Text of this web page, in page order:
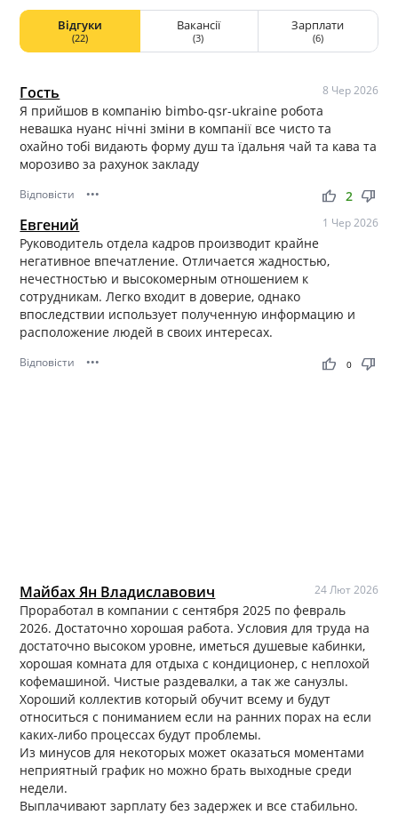
Відгуки
(22)
Вакансії
(3)
Зарплати
(6)
Гость 8 Чер 2026
Я прийшов в компанію bimbo-qsr-ukraine робота
невашка нуанс нічні зміни в компанії все чисто та
охайно тобі видають форму душ та їдальня чай та кава та
морозиво за рахунок закладу
Відповісти ••• thumb_up thumb_down
2
Евгений 1 Чер 2026
Руководитель отдела кадров производит крайне
негативное впечатление. Отличается жадностью,
нечестностью и высокомерным отношением к
сотрудникам. Легко входит в доверие, однако
впоследствии использует полученную информацию и
расположение людей в своих интересах.
Відповісти ••• thumb_up thumb_down
0
Майбах Ян Владиславович 24 Лют 2026
Проработал в компании с сентября 2025 по февраль
2026. Достаточно хорошая работа. Условия для труда на
достаточно высоком уровне, иметься душевые кабинки,
хорошая комната для отдыха с кондиционер, с неплохой
кофемашиной. Чистые раздевалки, а так же санузлы.
Хороший коллектив который обучит всему и будут
относиться с пониманием если на ранних порах на если
каких-либо процессах будут проблемы.
Из минусов для некоторых может оказаться моментами
неприятный график но можно брать выходные среди
недели.
Выплачивают зарплату без задержек и все стабильно.